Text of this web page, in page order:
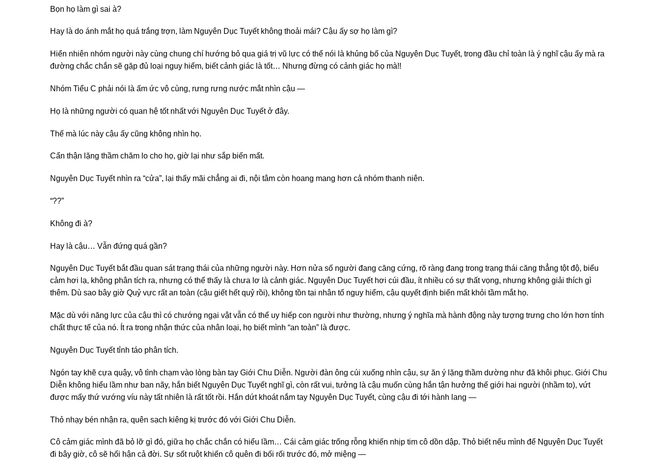
Bọn họ làm gì sai à?
Hay là do ánh mắt họ quá trắng trợn, làm Nguyên Dục Tuyết không thoải mái? Cậu ấy sợ họ làm gì?
Hiển nhiên nhóm người này cùng chung chí hướng bỏ qua giá trị vũ lực có thể nói là khủng bố của Nguyên Dục Tuyết, trong đầu chỉ toàn là ý nghĩ cậu ấy mà ra
đường chắc chắn sẽ gặp đủ loại nguy hiểm, biết cảnh giác là tốt… Nhưng đừng có cảnh giác họ mà!!
Nhóm Tiểu C phải nói là ấm ức vô cùng, rưng rưng nước mắt nhìn cậu —
Họ là những người có quan hệ tốt nhất với Nguyên Dục Tuyết ở đây.
Thế mà lúc này cậu ấy cũng không nhìn họ.
Cẩn thận lặng thầm chăm lo cho họ, giờ lại như sắp biến mất.
Nguyên Dục Tuyết nhìn ra “cửa”, lại thấy mãi chẳng ai đi, nội tâm còn hoang mang hơn cả nhóm thanh niên.
“??”
Không đi à?
Hay là cậu… Vẫn đứng quá gần?
Nguyên Dục Tuyết bắt đầu quan sát trạng thái của những người này. Hơn nửa số người đang căng cứng, rõ ràng đang trong trạng thái căng thẳng tột độ, biểu
cảm hơi lạ, không phân tích ra, nhưng có thể thấy là chưa lơ là cảnh giác. Nguyên Dục Tuyết hơi cúi đầu, ít nhiều có sự thất vọng, nhưng không giải thích gì
thêm. Dù sao bây giờ Quỷ vực rất an toàn (cậu giết hết quỷ rồi), không tồn tại nhân tố nguy hiểm, cậu quyết định biến mất khỏi tầm mắt họ.
Mặc dù với năng lực của cậu thì có chướng ngại vật vẫn có thể uy hiếp con người như thường, nhưng ý nghĩa mà hành động này tượng trưng cho lớn hơn tính
chất thực tế của nó. Ít ra trong nhận thức của nhân loại, họ biết mình “an toàn” là được.
Nguyên Dục Tuyết tỉnh táo phân tích.
Ngón tay khẽ cựa quậy, vô tình chạm vào lòng bàn tay Giới Chu Diễn. Người đàn ông cúi xuống nhìn cậu, sự ăn ý lặng thầm dường như đã khôi phục. Giới Chu
Diễn không hiểu lầm như ban nãy, hắn biết Nguyên Dục Tuyết nghĩ gì, còn rất vui, tưởng là cậu muốn cùng hắn tận hưởng thế giới hai người (nhầm to), vứt
được mấy thứ vướng víu này tất nhiên là rất tốt rồi. Hắn dứt khoát nắm tay Nguyên Dục Tuyết, cùng cậu đi tới hành lang —
Thỏ nhạy bén nhận ra, quên sạch kiêng kị trước đó với Giới Chu Diễn.
Cô cảm giác mình đã bỏ lỡ gì đó, giữa họ chắc chắn có hiểu lầm… Cái cảm giác trống rỗng khiến nhịp tim cô dồn dập. Thỏ biết nếu mình để Nguyên Dục Tuyết
đi bây giờ, cô sẽ hối hận cả đời. Sự sốt ruột khiến cô quên đi bối rối trước đó, mở miệng —